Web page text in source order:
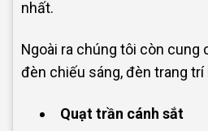
nhất.
Ngoài ra chúng tôi còn cung
đèn chiếu sáng, đèn trang trí
Quạt trần cánh sắt